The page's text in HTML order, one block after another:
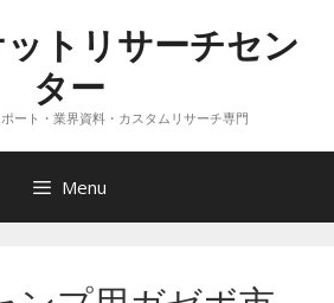
トリサーチセン
ター
ート・業界資料・カスタムリサーチ専門
Menu